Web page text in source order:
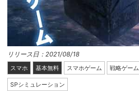
リリース日：2021/08/18
スマホ 基本無料 スマホゲーム 戦略ゲーム
SPシミュレーション